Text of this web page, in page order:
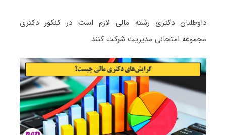
داوطلبان دکتری رشته ﻣﺎلی لازم است در کنکور دکتری
مجموعه امتحانی ﻣﺪﻳﺮﻳﺖ شرکت کنند.